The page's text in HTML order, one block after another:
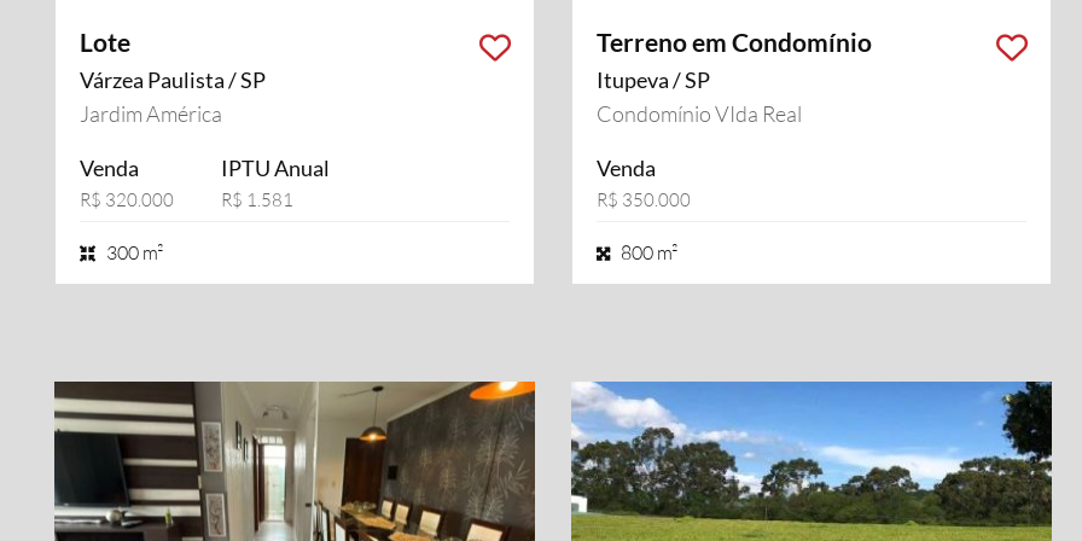
Lote
Várzea Paulista / SP
Jardim América
Venda
R$ 320.000
IPTU Anual
R$ 1.581
300 m²
Terreno em Condomínio
Itupeva / SP
Condomínio VIda Real
Venda
R$ 350.000
800 m²